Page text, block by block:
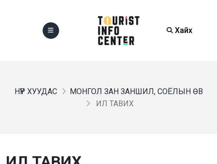
Хайх
НҮҮР ХУУДАС
МОНГОЛ ЗАН ЗАНШИЛ, СОЁЛЫН ӨВ
ИЛ ТАВИХ